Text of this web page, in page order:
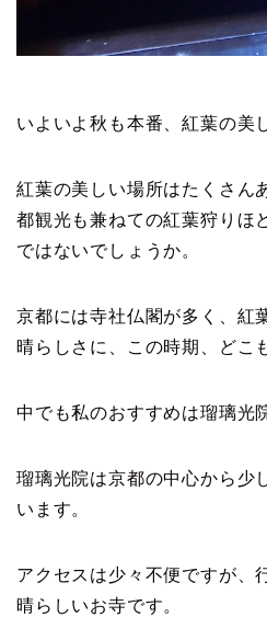
いよいよ秋も本番、紅葉の美
紅葉の美しい場所はたくさん
都観光も兼ねての紅葉狩りほ
ではないでしょうか。
京都には寺社仏閣が多く、紅
晴らしさに、この時期、どこ
中でも私のおすすめは瑠璃光
瑠璃光院は京都の中心から少
います。
アクセスは少々不便ですが、
晴らしいお寺です。